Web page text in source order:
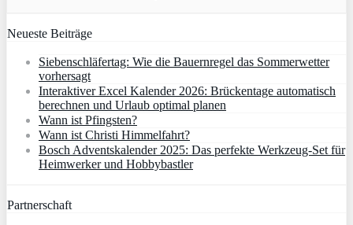
Neueste Beiträge
Siebenschläfertag: Wie die Bauernregel das Sommerwetter
vorhersagt
Interaktiver Excel Kalender 2026: Brückentage automatisch
berechnen und Urlaub optimal planen
Wann ist Pfingsten?
Wann ist Christi Himmelfahrt?
Bosch Adventskalender 2025: Das perfekte Werkzeug-Set für
Heimwerker und Hobbybastler
Partnerschaft